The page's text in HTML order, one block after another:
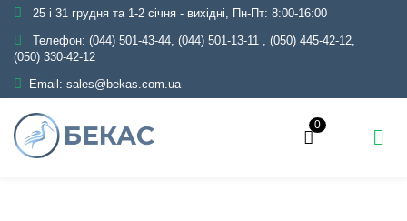
25 і 31 грудня та 1-2 січня - вихідні, Пн-Пт: 8:00-16:00
Телефон: (044) 501-43-44, (044) 501-13-11 , (050) 445-42-12,
(050) 330-42-12
Email: sales@bekas.com.ua
0